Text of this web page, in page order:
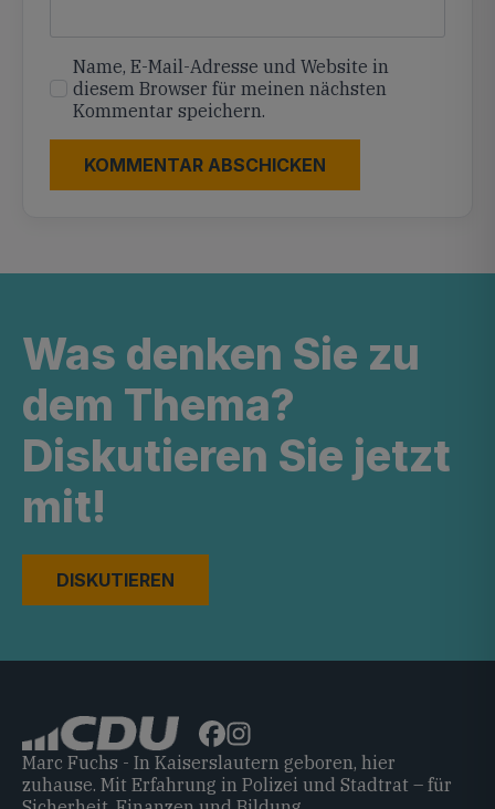
Name, E-Mail-Adresse und Website in
diesem Browser für meinen nächsten
Kommentar speichern.
Was denken Sie zu
dem Thema?
Diskutieren Sie jetzt
mit!
DISKUTIEREN
Marc Fuchs - In Kaiserslautern geboren, hier
zuhause. Mit Erfahrung in Polizei und Stadtrat – für